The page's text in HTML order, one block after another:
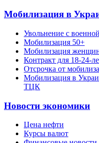
Мобилизация в
Увольнение с
Мобилизация 50+
Мобилизация
Контракт для 18-24-
Отсрочка от
Мобилизация в
ТЦК
Новости экономики
Цена нефти
Курсы валют